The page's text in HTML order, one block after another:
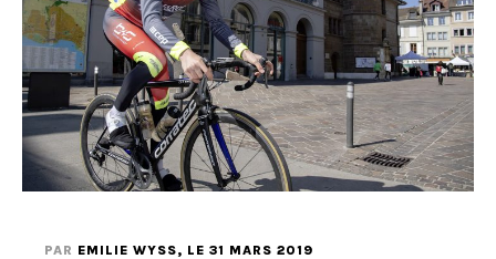
PAR EMILIE WYSS, LE 31 MARS 2019